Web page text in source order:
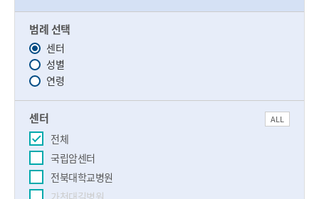
범례 선택
센터
성별
연령
센터 ALL
전체
국립암센터
전북대학교병원
가천대길병원